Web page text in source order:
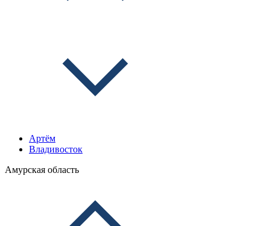
Артём
Владивосток
Амурская область